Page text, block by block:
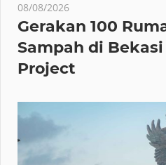
08/08/2026
Gerakan 100
Sampah di
Project